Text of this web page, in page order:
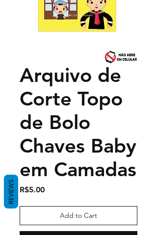
Arquivo de
Corte Topo
de Bolo
Chaves Baby
em Camadas
R$5.00Price
Add to Cart
REVIEWS